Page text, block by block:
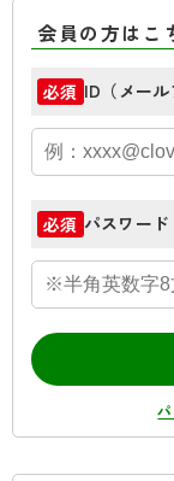
会員の方はこ
必須 ID（メール
必須 パスワード